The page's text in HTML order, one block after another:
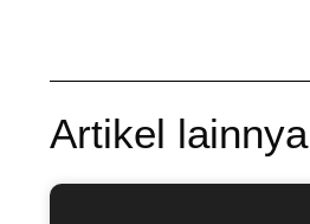
Artikel lainnya